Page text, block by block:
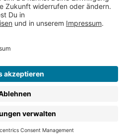
€ Bestellwert innerhalb
innerhalb Deutschlands
Blumenstraße 36, D-70182